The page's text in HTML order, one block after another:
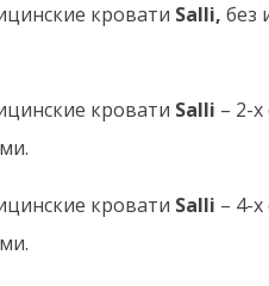
кровати Salli, без
кровати Salli – 2-
кровати Salli – 4-